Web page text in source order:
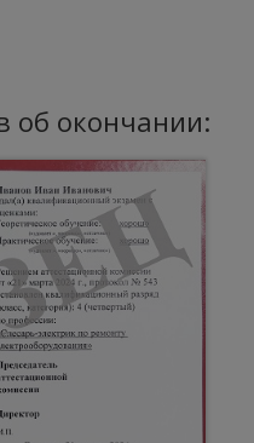
об окончании: